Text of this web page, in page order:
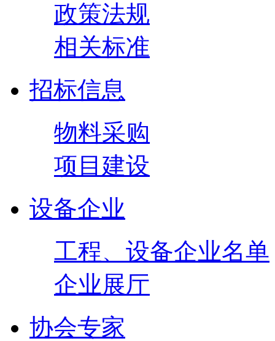
政策法规
相关标准
招标信息
物料采购
项目建设
设备企业
工程、设备企业名单
企业展厅
协会专家